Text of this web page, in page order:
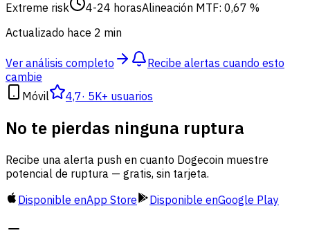
Extreme risk 4-24 horasAlineación MTF: 0,67 %
Actualizado hace 2 min
Ver análisis completo
Recibe alertas cuando esto
cambie
Móvil
4,7· 5K+ usuarios
No te pierdas ninguna ruptura
Recibe una alerta push en cuanto Dogecoin muestre
potencial de ruptura — gratis, sin tarjeta.
Disponible enApp Store Disponible enGoogle Play